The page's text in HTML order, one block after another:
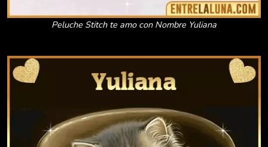
Peluche Stitch te amo con Nombre Yuliana